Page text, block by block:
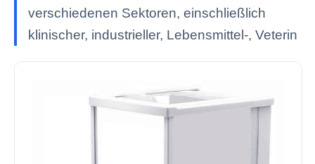
verschiedenen Sektoren, einschließlich
klinischer, industrieller, Lebensmittel-, Veterin